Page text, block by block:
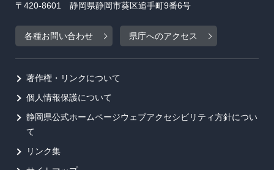
〒420-8601 静岡県静岡市葵区追手町9番6号
各種お問い合わせ 県庁へのアクセス
著作権・リンクについて
個人情報保護について
静岡県公式ホームページウェブアクセシビリティ方針につい
て
リンク集